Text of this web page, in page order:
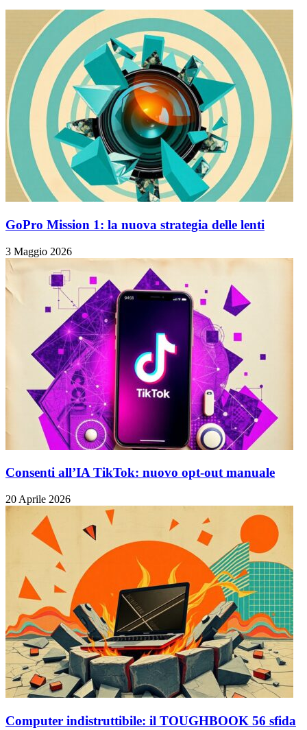
GoPro Mission 1: la nuova strategia delle lenti
3 Maggio 2026
Consenti all’IA TikTok: nuovo opt-out manuale
20 Aprile 2026
Computer indistruttibile: il TOUGHBOOK 56 sfida